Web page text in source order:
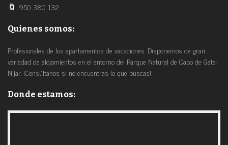
950 380 132
Quienes somos:
Profesionales de los apartamentos de vacaciones. Disponemos de gran
variedad de alojamientos en el entorno del Parque Natural de Cabo de Gata-
Nijar. ¡Consúltanos si no encuentras lo que buscas!
Donde estamos: